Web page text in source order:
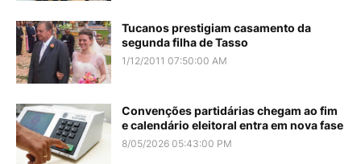
Tucanos prestigiam casamento da
segunda filha de Tasso
1/12/2011 07:50:00 AM
Convenções partidárias chegam ao fim
e calendário eleitoral entra em nova fase
8/05/2026 05:43:00 PM